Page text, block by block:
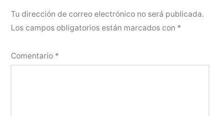
Tu dirección de correo electrónico no será publicada.
Los campos obligatorios están marcados con *
Comentario *